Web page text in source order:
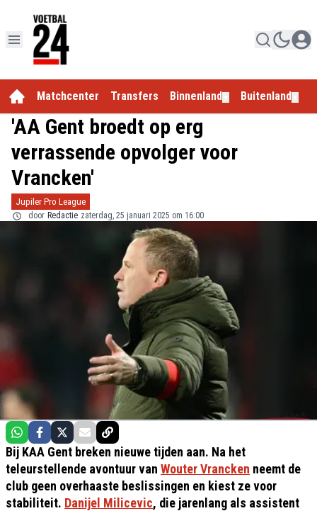
Matchcenter Transfers Binnenland Buitenland
'AA Gent broedt op erg
verrassende opvolger voor
Vrancken'
Jupiler Pro League
door Redactie zaterdag, 25 januari 2025 om 16:00
Bij KAA Gent breken nieuwe tijden aan. Na het
teleurstellende avontuur van Wouter Vrancken neemt de
club geen overhaaste beslissingen en kiest ze voor
stabiliteit. Danijel Milicevic, die jarenlang als assistent